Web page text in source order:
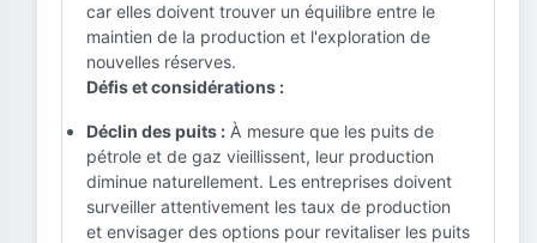
car elles doivent trouver un équilibre entre le
maintien de la production et l'exploration de
nouvelles réserves.
Défis et considérations :
Déclin des puits : À mesure que les puits de
pétrole et de gaz vieillissent, leur production
diminue naturellement. Les entreprises doivent
surveiller attentivement les taux de production
et envisager des options pour revitaliser les puits